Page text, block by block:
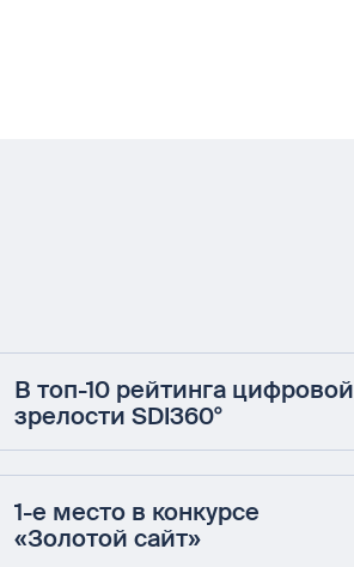
В топ-10 рейтинга цифровой
зрелости SDI360°
1-е место в конкурсе
«Золотой сайт»